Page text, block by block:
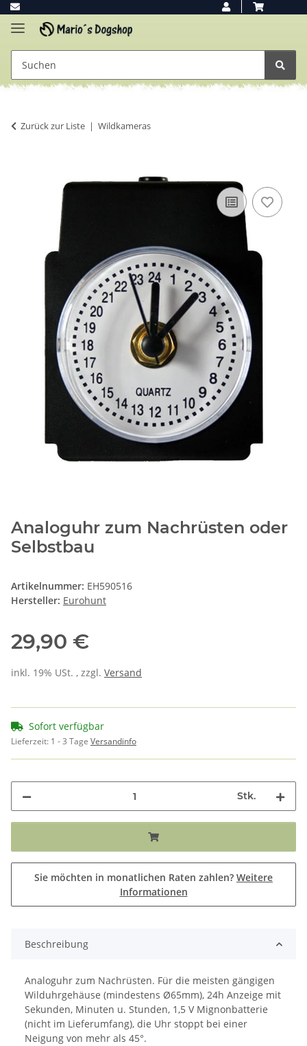
Zurück zur Liste Wildkameras
Analoguhr zum Nachrüsten oder
Selbstbau
Artikelnummer: EH590516
Hersteller: Eurohunt
29,90 €
inkl. 19% USt. , zzgl. Versand
Sofort verfügbar
Lieferzeit: 1 - 3 Tage Versandinfo
Stk.
Sie möchten in monatlichen Raten zahlen? Weitere
Informationen
Beschreibung
Analoguhr zum Nachrüsten. Für die meisten gängigen
Wilduhrgehäuse (mindestens Ø65mm), 24h Anzeige mit
Sekunden, Minuten u. Stunden, 1,5 V Mignonbatterie
(nicht im Lieferumfang), die Uhr stoppt bei einer
Neigung von mehr als 45°.